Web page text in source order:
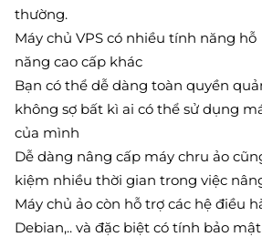
thường.
Máy chủ VPS có nhiều tính năng
năng cao cấp khác
Bạn có thể dễ dàng toàn quyền
không sợ bất kì ai có thể sử dụng
của mình
Dễ dàng nâng cấp máy chru ảo
kiệm nhiều thời gian trong việc
Máy chủ ảo còn hỗ trợ các hệ điều
Debian,.. và đặc biệt có tính bảo